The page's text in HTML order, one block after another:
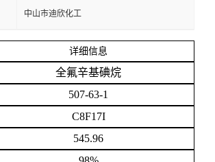
中山市迪欣化工
详细信息
全氟辛基碘烷
507-63-1
C8F17I
545.96